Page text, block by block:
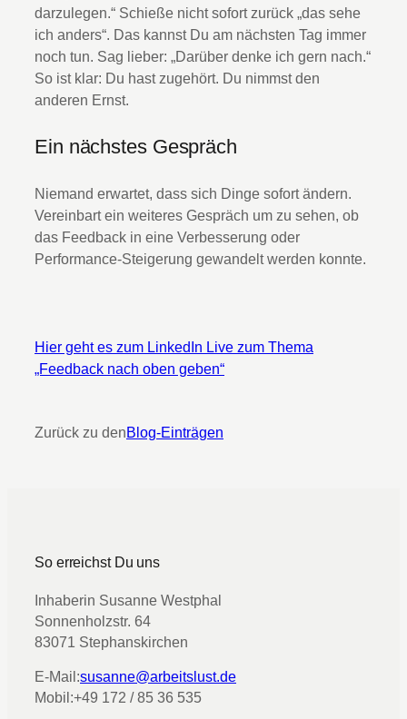
darzulegen.“ Schieße nicht sofort zurück „das sehe
ich anders“. Das kannst Du am nächsten Tag immer
noch tun. Sag lieber: „Darüber denke ich gern nach.“
So ist klar: Du hast zugehört. Du nimmst den
anderen Ernst.
Ein nächstes Gespräch
Niemand erwartet, dass sich Dinge sofort ändern.
Vereinbart ein weiteres Gespräch um zu sehen, ob
das Feedback in eine Verbesserung oder
Performance-Steigerung gewandelt werden konnte.
Hier geht es zum LinkedIn Live zum Thema
„Feedback nach oben geben“
Zurück zu denBlog-Einträgen
So erreichst Du uns
Inhaberin Susanne Westphal
Sonnenholzstr. 64
83071 Stephanskirchen
E-Mail:susanne@arbeitslust.de
Mobil:+49 172 / 85 36 535